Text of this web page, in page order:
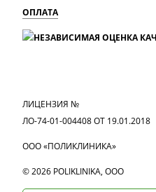
ОПЛАТА
ЛИЦЕНЗИЯ №
ЛО-74-01-004408 ОТ 19.01.2018
ООО «ПОЛИКЛИНИКА»
© 2026 POLIKLINIKA, OOO